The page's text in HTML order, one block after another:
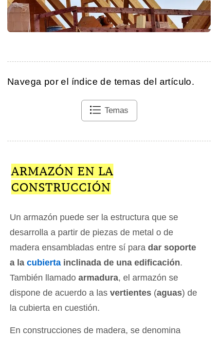
Navega por el índice de temas del artículo.
Temas
ARMAZÓN EN LA
CONSTRUCCIÓN
Un armazón puede ser la estructura que se
desarrolla a partir de piezas de metal o de
madera ensambladas entre sí para dar soporte
a la cubierta inclinada de una edificación.
También llamado armadura, el armazón se
dispone de acuerdo a las vertientes (aguas) de
la cubierta en cuestión.
En construcciones de madera, se denomina